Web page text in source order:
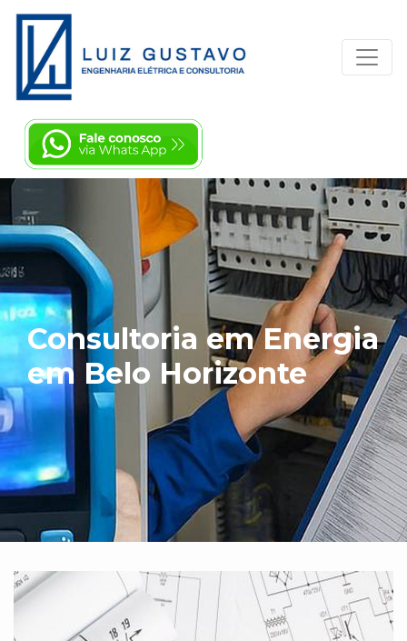
Consultoria em Energia
em Belo Horizonte